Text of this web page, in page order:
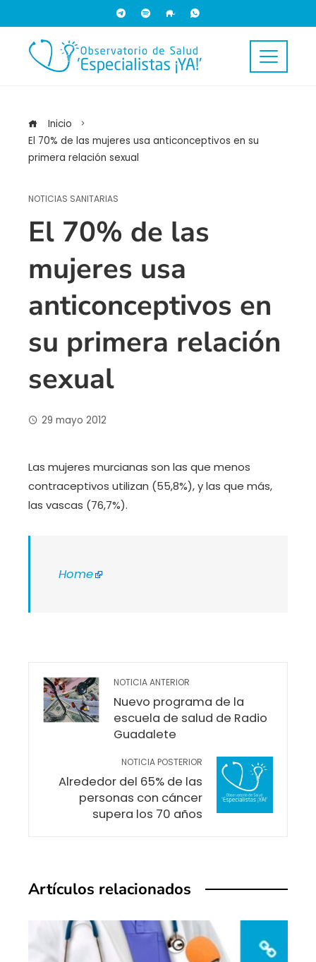
Inicio
El 70% de las mujeres usa anticonceptivos en su
primera relación sexual
NOTICIAS SANITARIAS
El 70% de las
mujeres usa
anticonceptivos en
su primera relación
sexual
29 mayo 2012
Las mujeres murcianas son las que menos
contraceptivos utilizan (55,8%), y las que más,
las vascas (76,7%).
Home
NOTICIA ANTERIOR
Nuevo programa de la
escuela de salud de Radio
Guadalete
NOTICIA POSTERIOR
Alrededor del 65% de las
personas con cáncer
supera los 70 años
Artículos relacionados